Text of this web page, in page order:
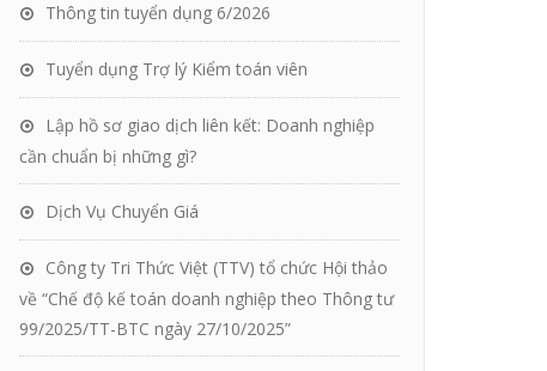
Thông tin tuyển dụng 6/2026
Tuyển dụng Trợ lý Kiểm toán viên
Lập hồ sơ giao dịch liên kết: Doanh nghiệp
cần chuẩn bị những gì?
Dịch Vụ Chuyển Giá
Công ty Tri Thức Việt (TTV) tổ chức Hội thảo
về “Chế độ kế toán doanh nghiệp theo Thông tư
99/2025/TT-BTC ngày 27/10/2025”